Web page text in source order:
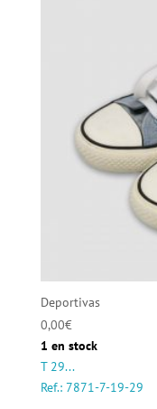
Deportivas
0,00€
1 en stock
T 29...
Ref.: 7871-7-19-29